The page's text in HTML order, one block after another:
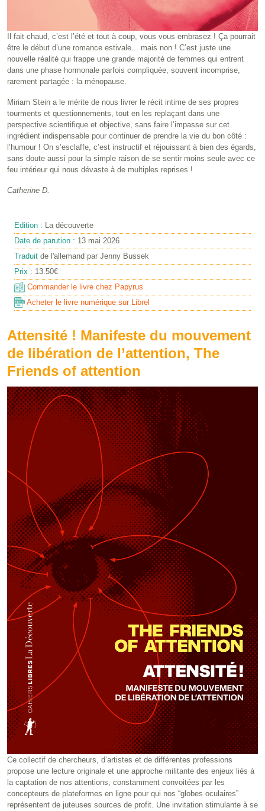
Il fait chaud, c’est l’été et tout à coup, vous vous embrasez ! Ça pourrait
être le début d’une romance estivale... mais non ! C’est juste une
nouvelle réalité qui frappe une grande majorité de femmes qui entrent
dans une phase hormonale parfois compliquée, souvent incomprise,
rarement partagée : la ménopause.
Miriam Stein a le mérite de nous livrer le récit intime de ses propres
tourments et questionnements, tout en les replaçant dans une
perspective scientifique et objective, sans faire l’impasse sur cet
ingrédient indispensable pour continuer de prendre la vie du bon côté :
l’humour ! On s’esclaffe, c’est instructif et réjouissant à bien des égards,
sans doute aussi pour la simple raison de se sentir moins seule avec ce
feu intérieur qui nous dévaste à de multiples reprises !
Catherine D.
Edition : La découverte
Date de parution : 13 mai 2026
Traduit de l'allemand par Jenny Bussek
Prix : 13.50€
Commander le livre chez Papyrus
Acheter le livre numérique sur Librel
Attensité ! Manifeste du mouvement
de libération de l’attention, The
Friends of attention
Ce collectif de chercheurs, d’artistes et de différentes professions
propose une lecture originale et une approche militante des enjeux liés à
la captation de nos attentions, constamment convoitées par les
concepteurs de plateformes en ligne pour qui nos “globes oculaires”
représentent de juteuses sources de profit. Une invitation stimulante à se